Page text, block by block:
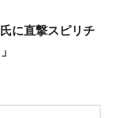
に直撃スピリチ